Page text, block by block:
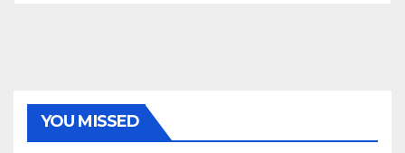
YOU MISSED